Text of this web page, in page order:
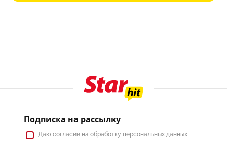
Подписка на рассылку
Даю согласие на обработку персональных данных